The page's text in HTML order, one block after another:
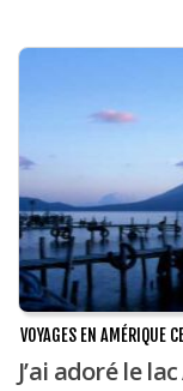
VOYAGES EN AMÉRIQUE
J’ai adoré le